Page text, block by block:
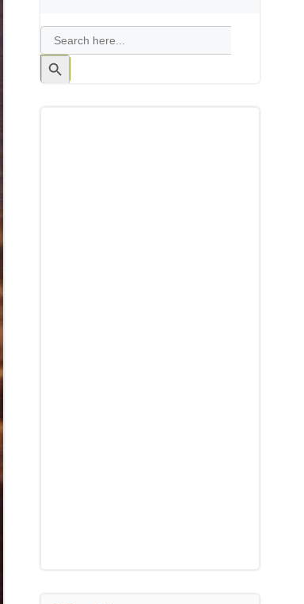
Search
for:
Search
Button